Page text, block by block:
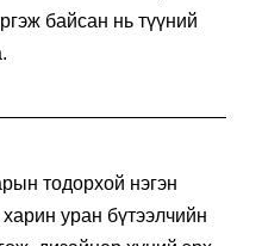
байсан нь түүний
тодорхой нэгэн
уран бүтээлчийн